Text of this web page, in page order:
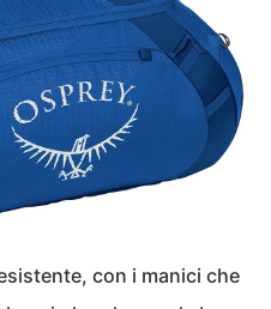
con i manici che